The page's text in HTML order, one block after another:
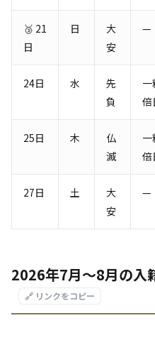
🥉 21
日
日
大
安
—
24日 水
先
負
倍
25日 木
仏
滅
倍
27日 土
大
安
—
2026年7月〜8月の入
🔗 リンクをコピー